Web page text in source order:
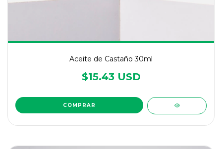
Aceite de Castaño 30ml
$15.43 USD